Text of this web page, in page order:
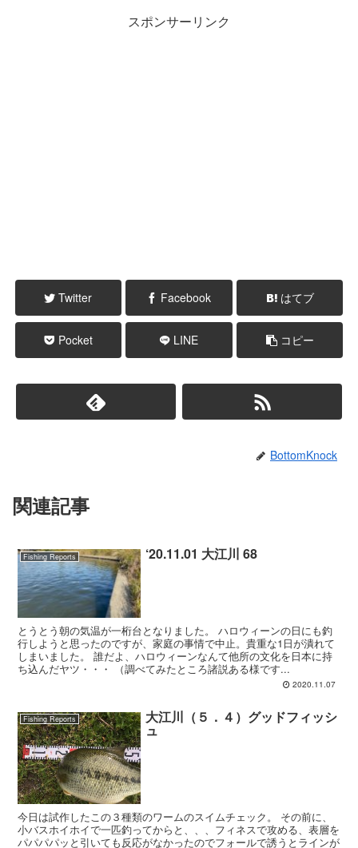
スポンサーリンク
Twitter Facebook はてブ
Pocket LINE コピー
BottomKnock
関連記事
Fishing Reports ‘20.11.01 大江川 68
とうとう朝の気温が一桁台となりました。 ハロウィーンの日にも釣
行しようと思ったのですが、家庭の事情で中止。貴重な1日が潰れて
しまいました。 誰だよ、ハロウィーンなんて他所の文化を日本に持
ち込んだヤツ・・・ （調べてみたところ諸説ある様です...
2020.11.07
Fishing Reports 大江川（５．４）グッドフィッシ
ュ
今日は試作したこの３種類のワームのスイムチェック。 その前に、
小バスホイホイで一匹釣ってからと、、、フィネスで攻める、表層を
パパパパッと引いても反応がなかったのでフォールで誘うとラインが